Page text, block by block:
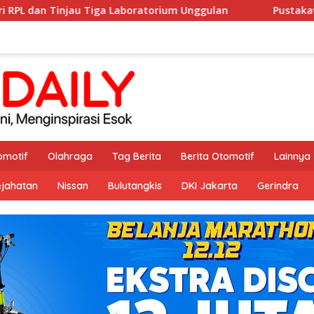
Unggulan Pustakawan Unissula Raih
Olahraga Tag Berita Berita Otomotif Lainnya
Nissan Bulutangkis DKI Jakarta Gerindra